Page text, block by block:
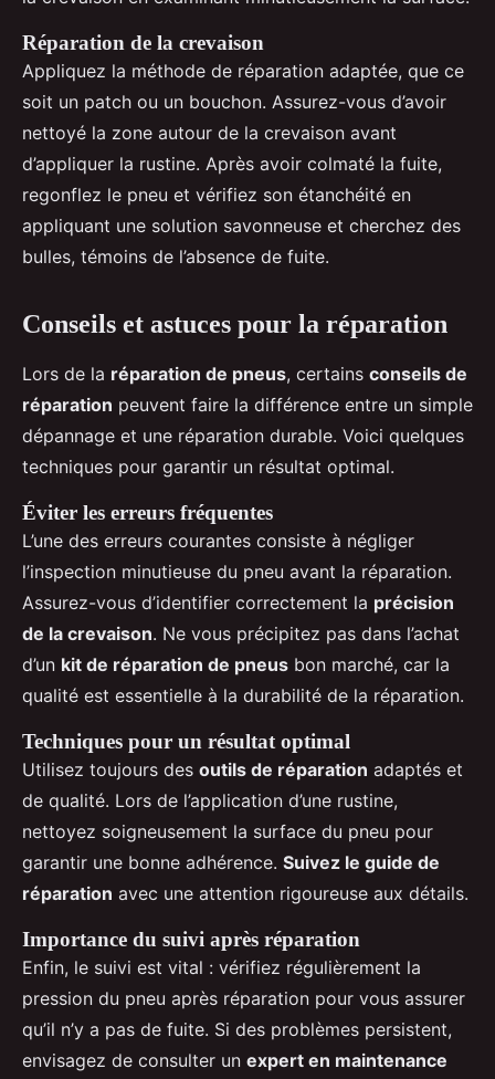
Réparation de la crevaison
Appliquez la méthode de réparation adaptée, que ce
soit un patch ou un bouchon. Assurez-vous d’avoir
nettoyé la zone autour de la crevaison avant
d’appliquer la rustine. Après avoir colmaté la fuite,
regonflez le pneu et vérifiez son étanchéité en
appliquant une solution savonneuse et cherchez des
bulles, témoins de l’absence de fuite.
Conseils et astuces pour la réparation
Lors de la réparation de pneus, certains conseils de
réparation peuvent faire la différence entre un simple
dépannage et une réparation durable. Voici quelques
techniques pour garantir un résultat optimal.
Éviter les erreurs fréquentes
L’une des erreurs courantes consiste à négliger
l’inspection minutieuse du pneu avant la réparation.
Assurez-vous d’identifier correctement la précision
de la crevaison. Ne vous précipitez pas dans l’achat
d’un kit de réparation de pneus bon marché, car la
qualité est essentielle à la durabilité de la réparation.
Techniques pour un résultat optimal
Utilisez toujours des outils de réparation adaptés et
de qualité. Lors de l’application d’une rustine,
nettoyez soigneusement la surface du pneu pour
garantir une bonne adhérence. Suivez le guide de
réparation avec une attention rigoureuse aux détails.
Importance du suivi après réparation
Enfin, le suivi est vital : vérifiez régulièrement la
pression du pneu après réparation pour vous assurer
qu’il n’y a pas de fuite. Si des problèmes persistent,
envisagez de consulter un expert en maintenance